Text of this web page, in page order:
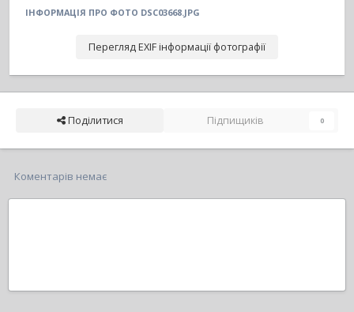
ІНФОРМАЦІЯ ПРО ФОТО DSC03668.JPG
Перегляд EXIF інформації фотографії
Поділитися Підпищиків 0
Коментарів немає